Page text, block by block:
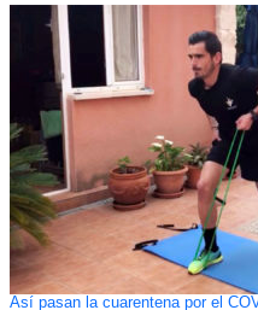
Así pasan la cuarentena por el